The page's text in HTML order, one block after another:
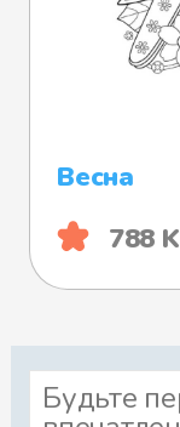
Весна
788 K